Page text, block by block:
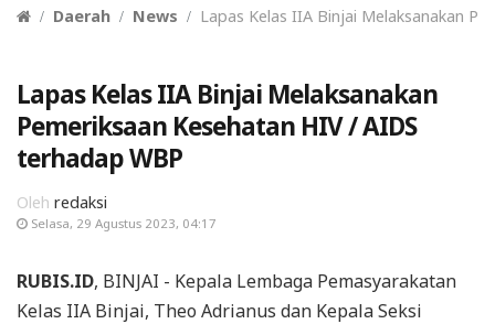
Daerah News Lapas Kelas IIA Binjai Melaksanakan
Lapas Kelas IIA Binjai Melaksanakan
Pemeriksaan Kesehatan HIV / AIDS
terhadap WBP
Oleh redaksi
Selasa, 29 Agustus 2023, 04:17
RUBIS.ID, BINJAI - Kepala Lembaga Pemasyarakatan
Kelas IIA Binjai, Theo Adrianus dan Kepala Seksi